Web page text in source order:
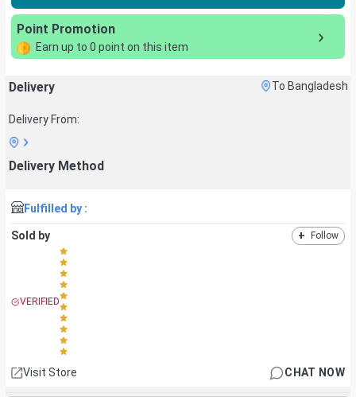
Point Promotion
Earn up to 0 point on this item
Delivery To Bangladesh
Delivery From:
Delivery Method
Fulfilled by :
Sold by + Follow
VERIFIED
Visit Store CHAT NOW